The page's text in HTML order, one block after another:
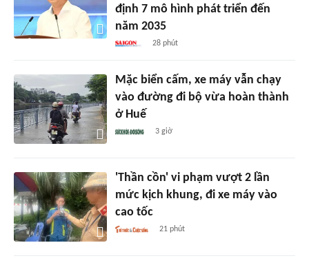
định 7 mô hình phát triển đến
năm 2035
28 phút
Mặc biển cấm, xe máy vẫn chạy
vào đường đi bộ vừa hoàn thành
ở Huế
3 giờ
'Thần cồn' vi phạm vượt 2 lần
mức kịch khung, đi xe máy vào
cao tốc
21 phút